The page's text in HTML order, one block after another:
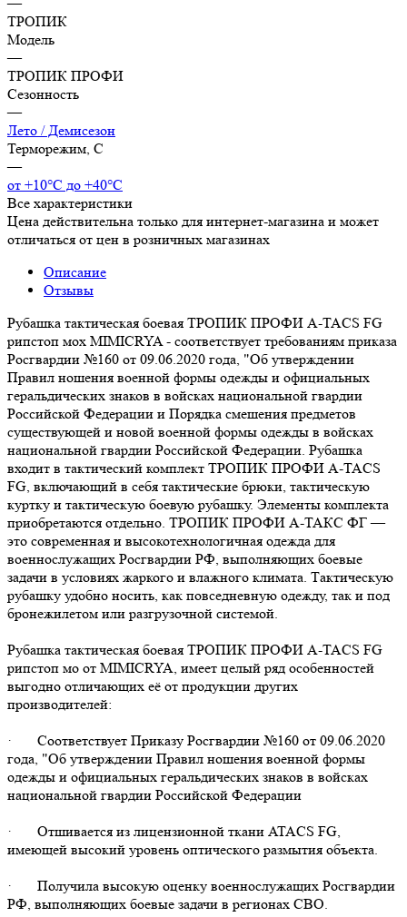
ТРОПИК
Модель
—
ТРОПИК ПРОФИ
Сезонность
—
Лето / Демисезон
Терморежим, C
—
от +10°С до +40°С
Все характеристики
Цена действительна только для интернет-магазина и может
отличаться от цен в розничных магазинах
Описание
Отзывы
Рубашка тактическая боевая ТРОПИК ПРОФИ A-TACS FG
рипстоп мох MIMICRYA - соответствует требованиям приказа
Росгвардии №160 от 09.06.2020 года, "Об утверждении
Правил ношения военной формы одежды и официальных
геральдических знаков в войсках национальной гвардии
Российской Федерации и Порядка смешения предметов
существующей и новой военной формы одежды в войсках
национальной гвардии Российской Федерации. Рубашка
входит в тактический комплект ТРОПИК ПРОФИ A-TACS
FG, включающий в себя тактические брюки, тактическую
куртку и тактическую боевую рубашку. Элементы комплекта
приобретаются отдельно. ТРОПИК ПРОФИ А-ТАКС ФГ —
это современная и высокотехнологичная одежда для
военнослужащих Росгвардии РФ, выполняющих боевые
задачи в условиях жаркого и влажного климата. Тактическую
рубашку удобно носить, как повседневную одежду, так и под
бронежилетом или разгрузочной системой.
Рубашка тактическая боевая ТРОПИК ПРОФИ A-TACS FG
рипстоп мо от MIMICRYA, имеет целый ряд особенностей
выгодно отличающих её от продукции других
производителей:
· Соответствует Приказу Росгвардии №160 от 09.06.2020
года, "Об утверждении Правил ношения военной формы
одежды и официальных геральдических знаков в войсках
национальной гвардии Российской Федерации
· Отшивается из лицензионной ткани ATACS FG,
имеющей высокий уровень оптического размытия объекта.
· Получила высокую оценку военнослужащих Росгвардии
РФ, выполняющих боевые задачи в регионах СВО.